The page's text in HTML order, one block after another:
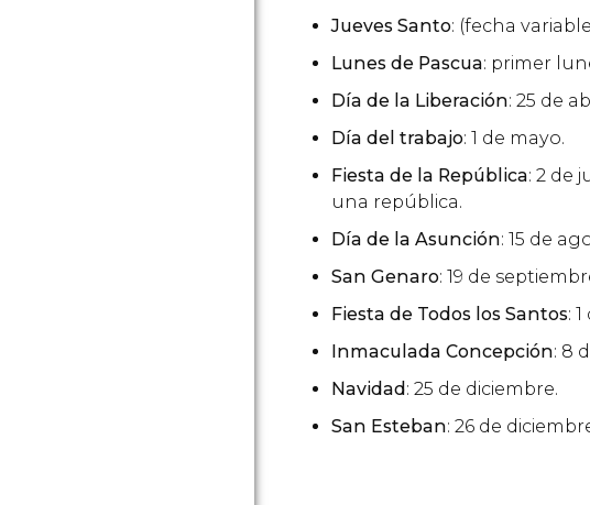
Jueves Santo: (fecha
Lunes de Pascua: primer
Día de la Liberación: 25 de
Día del trabajo: 1 de mayo.
Fiesta de la República: 2 de
una república.
Día de la Asunción: 15 de
San Genaro: 19 de
Fiesta de Todos los Santos:
Inmaculada Concepción: 8
Navidad: 25 de diciembre.
San Esteban: 26 de